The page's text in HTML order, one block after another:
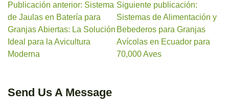
Publicación anterior: Sistema
de Jaulas en Batería para
Granjas Abiertas: La Solución
Ideal para la Avicultura
Moderna
Siguiente publicación:
Sistemas de Alimentación y
Bebederos para Granjas
Avícolas en Ecuador para
70,000 Aves
Send Us A Message